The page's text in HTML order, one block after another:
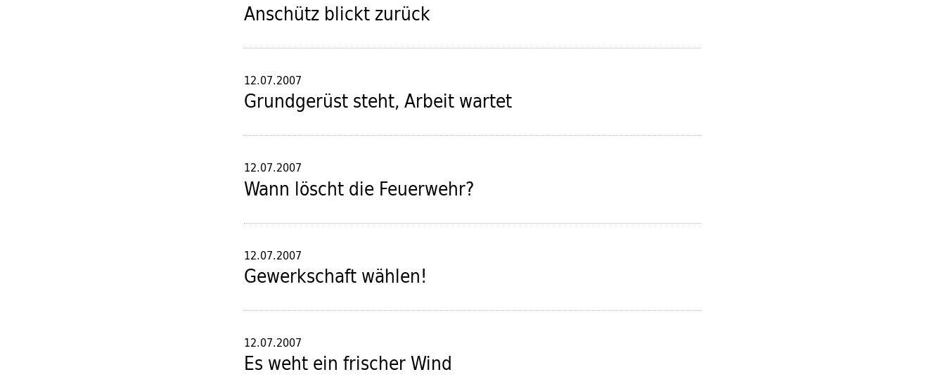
Anschütz blickt zurück
12.07.2007
Grundgerüst steht, Arbeit wartet
12.07.2007
Wann löscht die Feuerwehr?
12.07.2007
Gewerkschaft wählen!
12.07.2007
Es weht ein frischer Wind